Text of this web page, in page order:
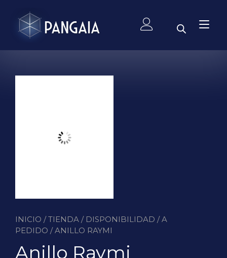
contenido
INICIO /TIENDA / DISPONIBILIDAD /A
PEDIDO / ANILLO RAYMI
Anillo Raymi